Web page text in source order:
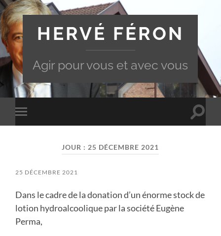
HERVÉ FÉRON
Agir pour vous et avec vous
Toggle
mobile
Toggle
JOUR : 25 DÉCEMBRE 2021
25 DÉCEMBRE 2021
Dans le cadre de la donation d’un énorme stock de
lotion hydroalcoolique par la société Eugène
Perma,